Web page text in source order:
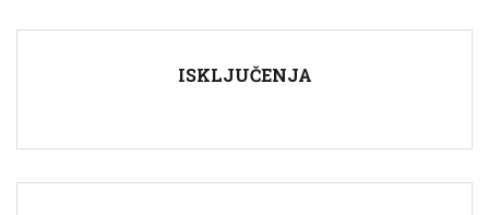
ISKLJUČENJA